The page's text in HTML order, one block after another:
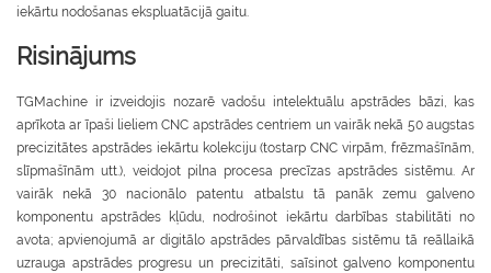
iekārtu nodošanas ekspluatācijā gaitu.
Risinājums
TGMachine ir izveidojis nozarē vadošu intelektuālu apstrādes bāzi, kas
aprīkota ar īpaši lieliem CNC apstrādes centriem un vairāk nekā 50 augstas
precizitātes apstrādes iekārtu kolekciju (tostarp CNC virpām, frēzmašīnām,
slīpmašīnām utt.), veidojot pilna procesa precīzas apstrādes sistēmu. Ar
vairāk nekā 30 nacionālo patentu atbalstu tā panāk zemu galveno
komponentu apstrādes kļūdu, nodrošinot iekārtu darbības stabilitāti no
avota; apvienojumā ar digitālo apstrādes pārvaldības sistēmu tā reāllaikā
uzrauga apstrādes progresu un precizitāti, saīsinot galveno komponentu